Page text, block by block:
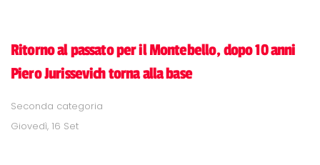
Ritorno al passato per il Montebello, dopo 10 anni
Piero Jurissevich torna alla base
Seconda categoria
Giovedì, 16 Set